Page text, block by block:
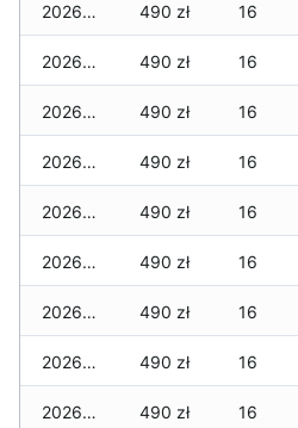
2026-05-06 490 zł 16
2026-05-05 490 zł 16
2026-05-04 490 zł 16
2026-05-03 490 zł 16
2026-05-02 490 zł 16
2026-05-01 490 zł 16
2026-04-30 490 zł 16
2026-04-29 490 zł 16
2026-04-28 490 zł 16